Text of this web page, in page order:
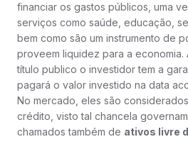
financiar os gastos públicos, uma
serviços como saúde, educação,
bem como são um instrumento de
proveem liquidez para a economia.
título publico o investidor tem a
pagará o valor investido na data
No mercado, eles são
crédito, visto tal chancela
chamados também de ativos livre